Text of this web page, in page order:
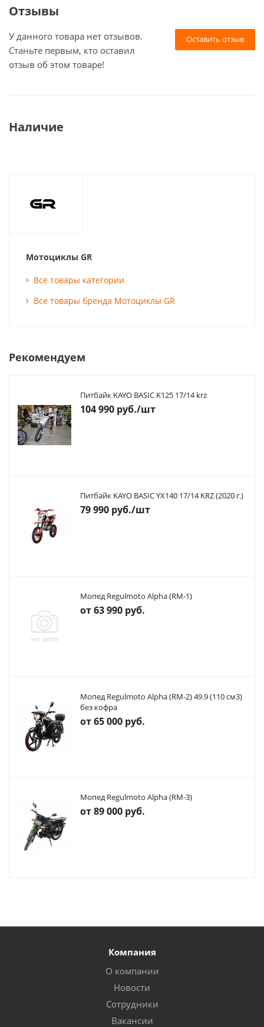
Отзывы
Оставить отзыв
У данного товара нет отзывов.
Станьте первым, кто оставил
отзыв об этом товаре!
Наличие
Мотоциклы GR
Все товары категории
Все товары бренда Мотоциклы GR
Рекомендуем
Питбайк KAYO BASIC K125 17/14 krz
104 990 руб./шт
Питбайк KAYO BASIC YX140 17/14 KRZ (2020 г.)
79 990 руб./шт
Мопед Regulmoto Alpha (RM-1)
от63 990 руб.
Мопед Regulmoto Alpha (RM-2) 49.9 (110 см3)
без кофра
от65 000 руб.
Мопед Regulmoto Alpha (RM-3)
от89 000 руб.
Компания
О компании
Новости
Сотрудники
Вакансии